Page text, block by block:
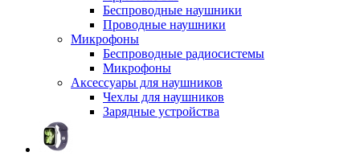
Беспроводные наушники
Проводные наушники
Микрофоны
Беспроводные радиосистемы
Микрофоны
Аксессуары для наушников
Чехлы для наушников
Зарядные устройства